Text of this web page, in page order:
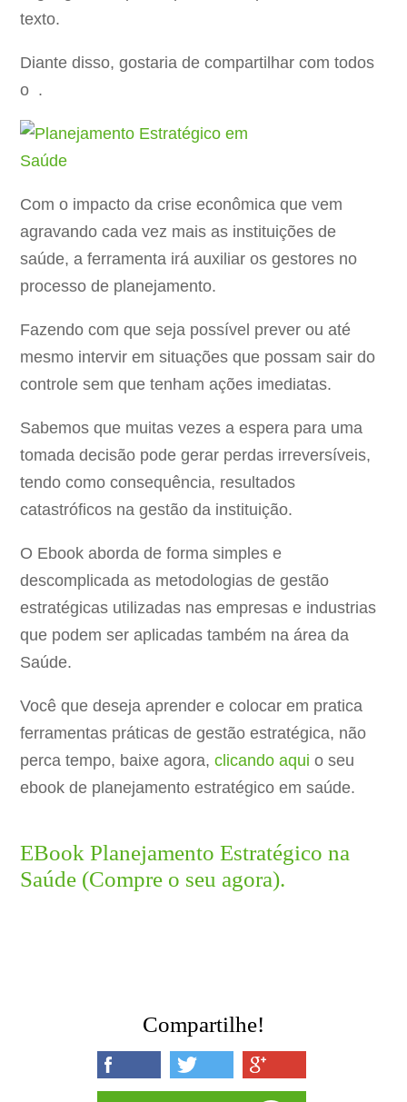
texto.
Diante disso, gostaria de compartilhar com todos
o .
Com o impacto da crise econômica que vem
agravando cada vez mais as instituições de
saúde, a ferramenta irá auxiliar os gestores no
processo de planejamento.
Fazendo com que seja possível prever ou até
mesmo intervir em situações que possam sair do
controle sem que tenham ações imediatas.
Sabemos que muitas vezes a espera para uma
tomada decisão pode gerar perdas irreversíveis,
tendo como consequência, resultados
catastróficos na gestão da instituição.
O Ebook aborda de forma simples e
descomplicada as metodologias de gestão
estratégicas utilizadas nas empresas e industrias
que podem ser aplicadas também na área da
Saúde.
Você que deseja aprender e colocar em pratica
ferramentas práticas de gestão estratégica, não
perca tempo, baixe agora,clicando aquio seu
ebook de planejamento estratégico em saúde.
EBook Planejamento Estratégico na
Saúde (Compre o seu agora).
Compartilhe!